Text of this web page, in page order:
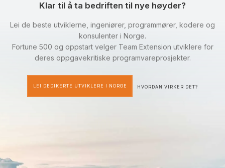
Klar til å ta bedriften til nye høyder?
Lei de beste utviklerne, ingeniører, programmører, kodere og
konsulenter i Norge.
Fortune 500 og oppstart velger Team Extension utviklere for
deres oppgavekritiske programvareprosjekter.
LEI DEDIKERTE UTVIKLERE I NORGE HVORDAN VIRKER DET?